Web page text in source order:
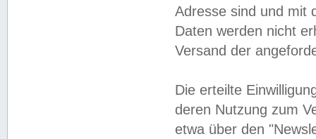
Adresse sind und mit
Daten werden nicht
Versand der
Die erteilte
deren Nutzung zum
etwa über den